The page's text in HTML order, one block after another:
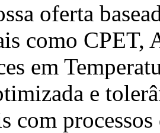
oferta
como CPET,
em
e
com